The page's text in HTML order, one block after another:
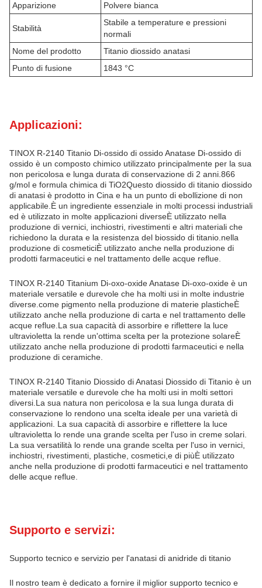
Apparizione Polvere bianca
Stabilità
Stabile a temperature e pressioni
normali
Nome del prodotto
Titanio diossido anatasi
Punto di fusione
1843 °C
Applicazioni:
TINOX R-2140 Titanio Di-ossido di ossido Anatase Di-ossido di
ossido è un composto chimico utilizzato principalmente per la sua
non pericolosa e lunga durata di conservazione di 2 anni.866
g/mol e formula chimica di TiO2Questo diossido di titanio diossido
di anatasi è prodotto in Cina e ha un punto di ebollizione di non
applicabile.È un ingrediente essenziale in molti processi industriali
ed è utilizzato in molte applicazioni diverseÈ utilizzato nella
produzione di vernici, inchiostri, rivestimenti e altri materiali che
richiedono la durata e la resistenza del biossido di titanio.nella
produzione di cosmeticiÈ utilizzato anche nella produzione di
prodotti farmaceutici e nel trattamento delle acque reflue.
TINOX R-2140 Titanium Di-oxo-oxide Anatase Di-oxo-oxide è un
materiale versatile e durevole che ha molti usi in molte industrie
diverse.come pigmento nella produzione di materie plasticheÈ
utilizzato anche nella produzione di carta e nel trattamento delle
acque reflue.La sua capacità di assorbire e riflettere la luce
ultravioletta la rende un'ottima scelta per la protezione solareÈ
utilizzato anche nella produzione di prodotti farmaceutici e nella
produzione di ceramiche.
TINOX R-2140 Titanio Diossido di Anatasi Diossido di Titanio è un
materiale versatile e durevole che ha molti usi in molti settori
diversi.La sua natura non pericolosa e la sua lunga durata di
conservazione lo rendono una scelta ideale per una varietà di
applicazioni. La sua capacità di assorbire e riflettere la luce
ultravioletta lo rende una grande scelta per l'uso in creme solari.
La sua versatilità lo rende una grande scelta per l'uso in vernici,
inchiostri, rivestimenti, plastiche, cosmetici,e di piùÈ utilizzato
anche nella produzione di prodotti farmaceutici e nel trattamento
delle acque reflue.
Supporto e servizi:
Supporto tecnico e servizio per l'anatasi di anidride di titanio
Il nostro team è dedicato a fornire il miglior supporto tecnico e